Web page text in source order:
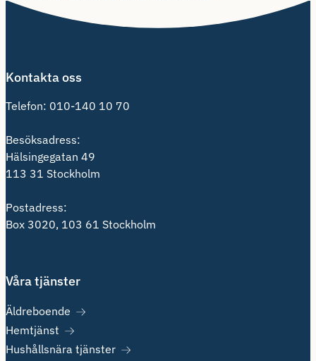
Kontakta oss
Telefon: 010-140 10 70
Besöksadress:
Hälsingegatan 49
113 31 Stockholm
Postadress:
Box 3020, 103 61 Stockholm
Våra tjänster
Äldreboende
Hemtjänst
Hushållsnära tjänster